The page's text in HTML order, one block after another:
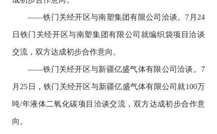
——铁门关经开区与南塑集团有限公司洽谈。7月24
日铁门关经开区与南塑集团有限公司就编织袋项目洽谈
交流，双方达成初步合作意向。
——铁门关经开区与新疆亿盛气体有限公司洽谈。7
月25日，铁门关经开区与新疆亿盛气体有限公司就100万
吨/年液体二氧化碳项目洽谈交流，双方达成初步合作意
向。